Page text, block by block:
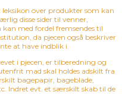
leksikon over produkter som kan
disse sider til venner,
med fordel fremsendes til
da pjecen også beskriver
at have indblik i.
i pjecen, er tilberedning og
mad skal holdes adskilt fra
bagepapir, bageblade,
Indret evt. et særskilt skab til de